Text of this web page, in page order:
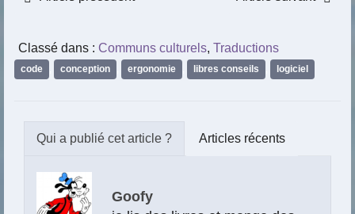
Classé dans : Communs culturels, Traductions
code conception ergonomie libres conseils logiciel
Articles récents
Goofy